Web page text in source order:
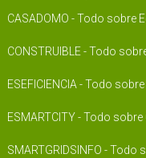
CASADOMO - Todo sobre
CONSTRUIBLE - Todo
ESEFICIENCIA - Todo
ESMARTCITY - Todo
SMARTGRIDSINFO - Todo